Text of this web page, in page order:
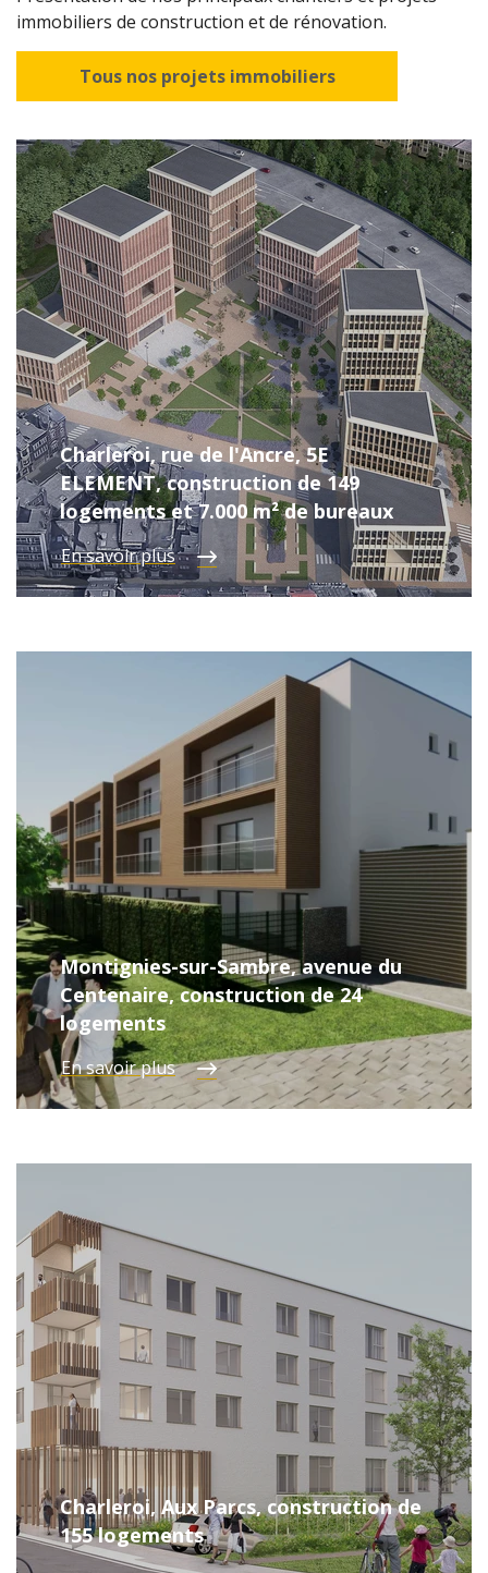
immobiliers de construction et de rénovation.
Tous nos projets immobiliers
Charleroi, rue de l'Ancre, 5E
ELEMENT, construction de 149
logements et 7.000 m² de bureaux
En savoir plus
Montignies-sur-Sambre, avenue du
Centenaire, construction de 24
logements
En savoir plus
Charleroi, Aux Parcs, construction de
155 logements